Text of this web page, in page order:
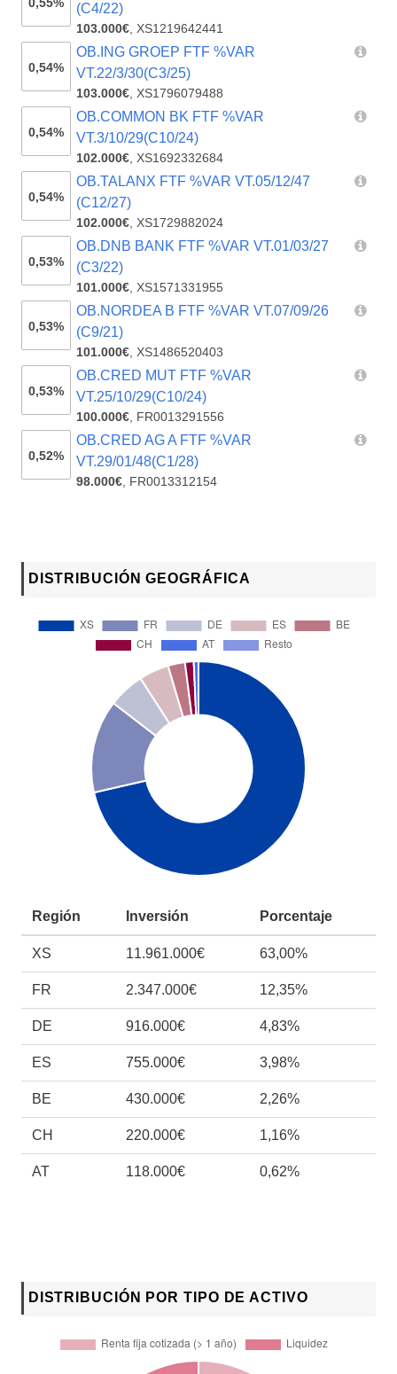
0,55% (C4/22)
103.000€,XS1219642441
0,54%
OB.ING GROEP FTF %VAR
VT.22/3/30(C3/25)
103.000€,XS1796079488
0,54%
OB.COMMON BK FTF %VAR
VT.3/10/29(C10/24)
102.000€,XS1692332684
0,54%
OB.TALANX FTF %VAR VT.05/12/47
(C12/27)
102.000€,XS1729882024
0,53%
OB.DNB BANK FTF %VAR VT.01/03/27
(C3/22)
101.000€,XS1571331955
0,53%
OB.NORDEA B FTF %VAR VT.07/09/26
(C9/21)
101.000€,XS1486520403
0,53%
OB.CRED MUT FTF %VAR
VT.25/10/29(C10/24)
100.000€, FR0013291556
0,52%
OB.CRED AG A FTF %VAR
VT.29/01/48(C1/28)
98.000€, FR0013312154
DISTRIBUCIÓN GEOGRÁFICA
Región Inversión Porcentaje
XS 11.961.000€ 63,00%
FR 2.347.000€ 12,35%
DE 916.000€ 4,83%
ES 755.000€ 3,98%
BE 430.000€ 2,26%
CH 220.000€ 1,16%
AT 118.000€ 0,62%
DISTRIBUCIÓN POR TIPO DE ACTIVO